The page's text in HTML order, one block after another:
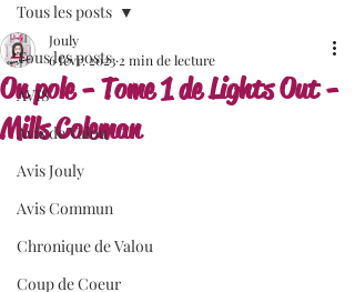
Tous les posts
AVIS
Avis de Valou
Avis Jouly
Avis Commun
Chronique de Valou
Coup de Coeur
Tous les posts
On pole - Tome 1 de Lights Out -
Mills Coleman
Jouly
6 févr. 2023 2 min de lecture